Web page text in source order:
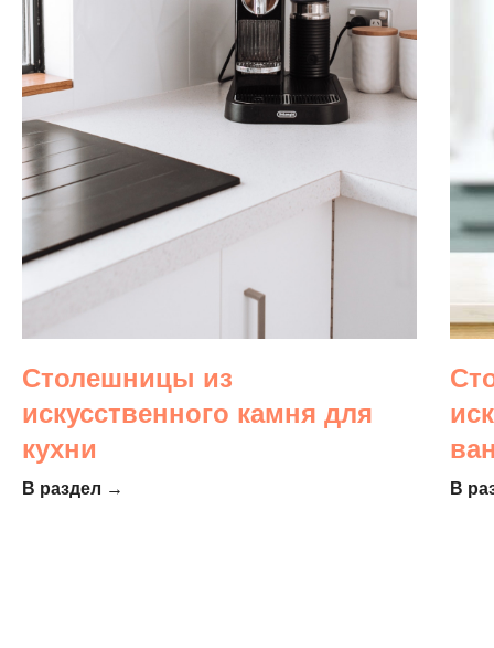
Столешницы из
искусственного камня для
кухни
В раздел → В